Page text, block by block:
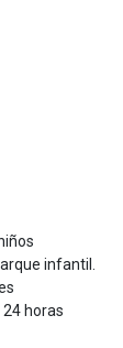
infantil.
horas